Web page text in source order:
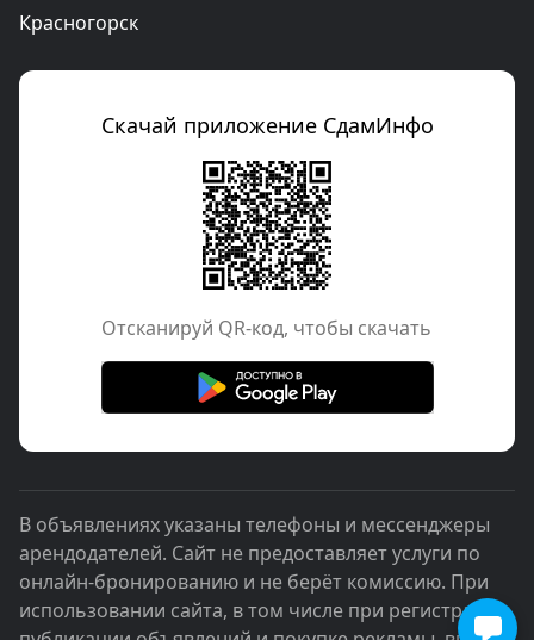
Красногорск
Скачай приложение СдамИнфо
Отcканируй QR-код, чтобы скачать
В объявлениях указаны телефоны и мессенджеры
арендодателей. Сайт не предоставляет услуги по
онлайн-бронированию и не берёт комиссию. При
использовании сайта, в том числе при регистрации,